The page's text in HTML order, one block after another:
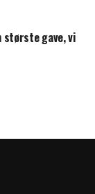
største gave, vi